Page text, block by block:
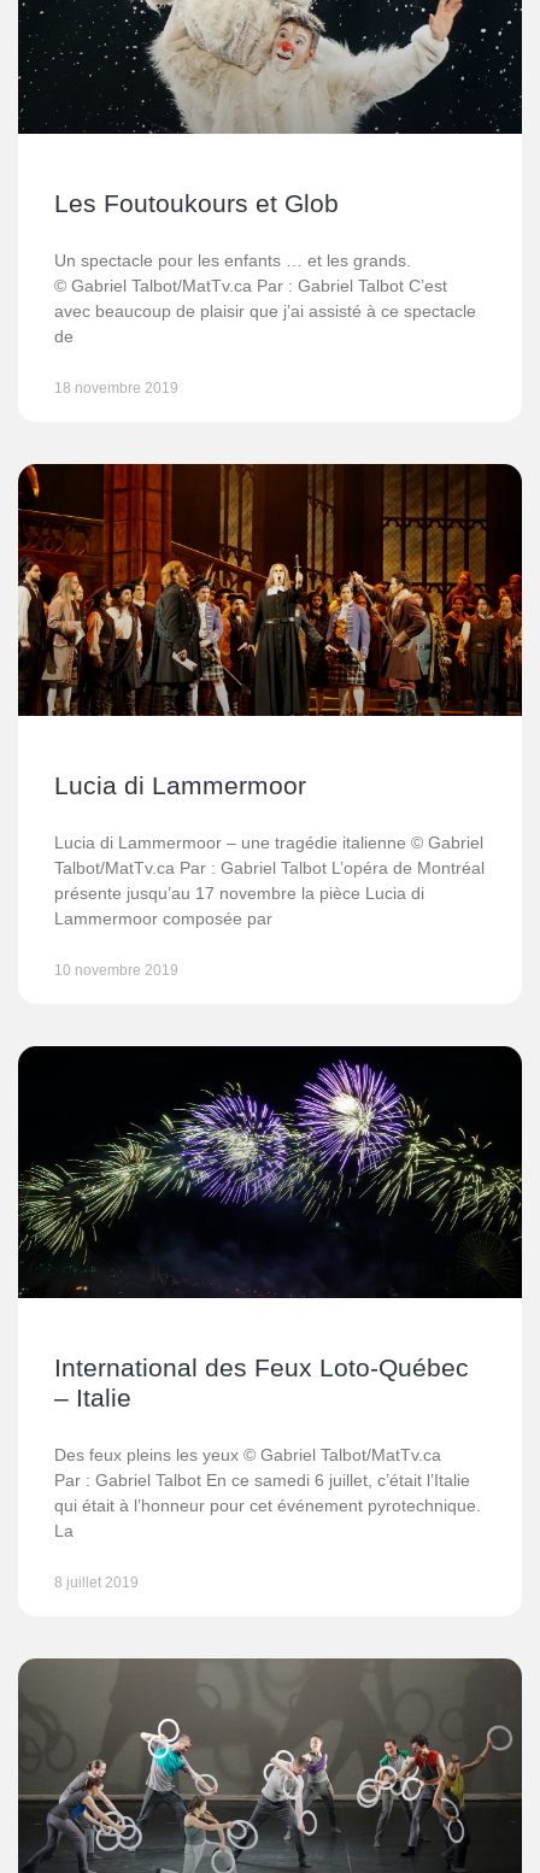
Les Foutoukours et Glob
Un spectacle pour les enfants … et les grands.
© Gabriel Talbot/MatTv.ca Par : Gabriel Talbot C’est
avec beaucoup de plaisir que j’ai assisté à ce spectacle
de
18 novembre 2019
Lucia di Lammermoor
Lucia di Lammermoor – une tragédie italienne © Gabriel
Talbot/MatTv.ca Par : Gabriel Talbot L’opéra de Montréal
présente jusqu’au 17 novembre la pièce Lucia di
Lammermoor composée par
10 novembre 2019
International des Feux Loto-Québec
– Italie
Des feux pleins les yeux © Gabriel Talbot/MatTv.ca
Par : Gabriel Talbot En ce samedi 6 juillet, c’était l’Italie
qui était à l’honneur pour cet événement pyrotechnique.
La
8 juillet 2019